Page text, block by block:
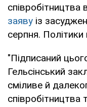
співробітництва
заяву із
серпня. Політики
"Підписаний
Гельсінський
сміливе й
співробітництва